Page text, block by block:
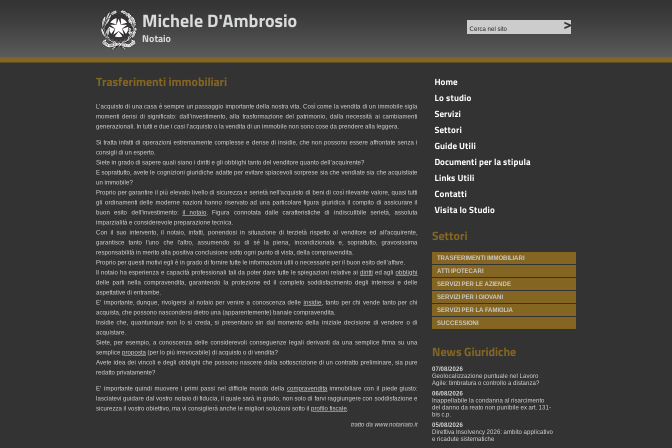
Michele D'Ambrosio
Notaio
Home
Lo studio
Servizi
Settori
Guide Utili
Documenti per la stipula
Links Utili
Contatti
Visita lo Studio
Trasferimenti immobiliari
L’acquisto di una casa è sempre un passaggio importante della nostra vita. Così come la vendita di un immobile sigla
momenti densi di significato: dall’investimento, alla trasformazione del patrimonio, dalla necessità ai cambiamenti
generazionali. In tutti e due i casi l’acquisto o la vendita di un immobile non sono cose da prendere alla leggera.
Si tratta infatti di operazioni estremamente complesse e dense di insidie, che non possono essere affrontate senza i
consigli di un esperto.
Siete in grado di sapere quali siano i diritti e gli obblighi tanto del venditore quanto dell’acquirente?
E soprattutto, avete le cognizioni giuridiche adatte per evitare spiacevoli sorprese sia che vendiate sia che acquistiate
un immobile?
Proprio per garantire il più elevato livello di sicurezza e serietà nell'acquisto di beni di così rilevante valore, quasi tutti
gli ordinamenti delle moderne nazioni hanno riservato ad una particolare figura giuridica il compito di assicurare il
buon esito dell'investimento: il notaio. Figura connotata dalle caratteristiche di indiscutibile serietà, assoluta
imparzialità e considerevole preparazione tecnica.
Con il suo intervento, il notaio, infatti, ponendosi in situazione di terzietà rispetto al venditore ed all'acquirente,
garantisce tanto l'uno che l'altro, assumendo su di sé la piena, incondizionata e, soprattutto, gravosissima
responsabilità in merito alla positiva conclusione sotto ogni punto di vista, della compravendita.
Proprio per questi motivi egli è in grado di fornire tutte le informazioni utili o necessarie per il buon esito dell’affare.
Il notaio ha esperienza e capacità professionali tali da poter dare tutte le spiegazioni relative ai diritti ed agliobblighi
delle parti nella compravendita, garantendo la protezione ed il completo soddisfacimento degli interessi e delle
aspettative di entrambe.
E’ importante, dunque, rivolgersi al notaio per venire a conoscenza delleinsidie, tanto per chi vende tanto per chi
acquista, che possono nascondersi dietro una (apparentemente) banale compravendita.
Insidie che, quantunque non lo si creda, si presentano sin dal momento della iniziale decisione di vendere o di
acquistare.
Siete, per esempio, a conoscenza delle considerevoli conseguenze legali derivanti da una semplice firma su una
semplice proposta (per lo più irrevocabile) di acquisto o di vendita?
Avete idea dei vincoli e degli obblighi che possono nascere dalla sottoscrizione di un contratto preliminare, sia pure
redatto privatamente?
E’ importante quindi muovere i primi passi nel difficile mondo della compravenditaimmobiliare con il piede giusto:
lasciatevi guidare dal vostro notaio di fiducia, il quale sarà in grado, non solo di farvi raggiungere con soddisfazione e
sicurezza il vostro obiettivo, ma vi consiglierà anche le migliori soluzioni sotto il profilo fiscale.
tratto da www.notariato.it
Settori
TRASFERIMENTI IMMOBILIARI
ATTI IPOTECARI
SERVIZI PER LE AZIENDE
SERVIZI PER I GIOVANI
SERVIZI PER LA FAMIGLIA
SUCCESSIONI
News Giuridiche
07/08/2026
Geolocalizzazione puntuale nel Lavoro
Agile: timbratura o controllo a distanza?
06/08/2026
Inappellabile la condanna al risarcimento
del danno da reato non punibile ex art. 131-
bis c.p.
05/08/2026
Direttiva Insolvency 2026: ambito applicativo
e ricadute sistematiche